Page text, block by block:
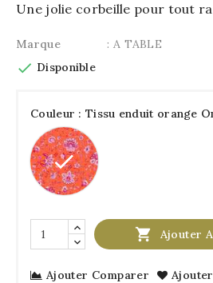
Une jolie corbeille pour tout
Marque : A TABLE
 Disponible
Couleur : Tissu enduit orange
Ombelle
 Ajouter
Ajouter Comparer